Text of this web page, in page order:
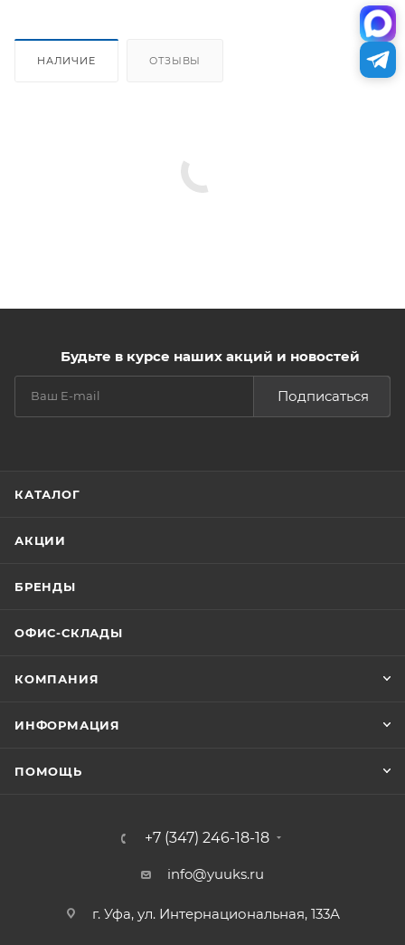
НАЛИЧИЕ ОТЗЫВЫ
Будьте в курсе наших акций и новостей
Подписаться
КАТАЛОГ
АКЦИИ
БРЕНДЫ
ОФИС-СКЛАДЫ
КОМПАНИЯ
ИНФОРМАЦИЯ
ПОМОЩЬ
+7 (347) 246-18-18
info@yuuks.ru
г. Уфа, ул. Интернациональная, 133А